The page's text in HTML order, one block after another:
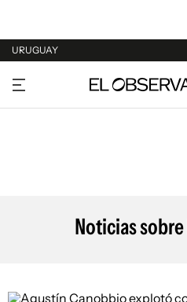
URUGUAY
URUGUAY
ARGENTINA
Noticias sobre